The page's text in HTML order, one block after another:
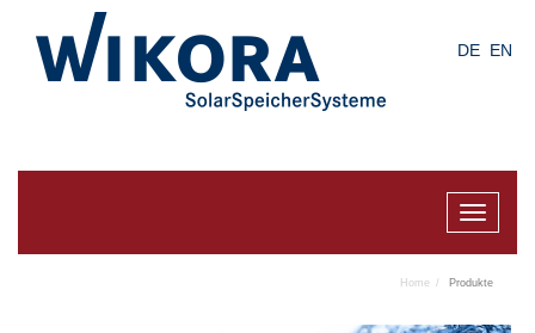
DE EN
Toggle
Home Produkte